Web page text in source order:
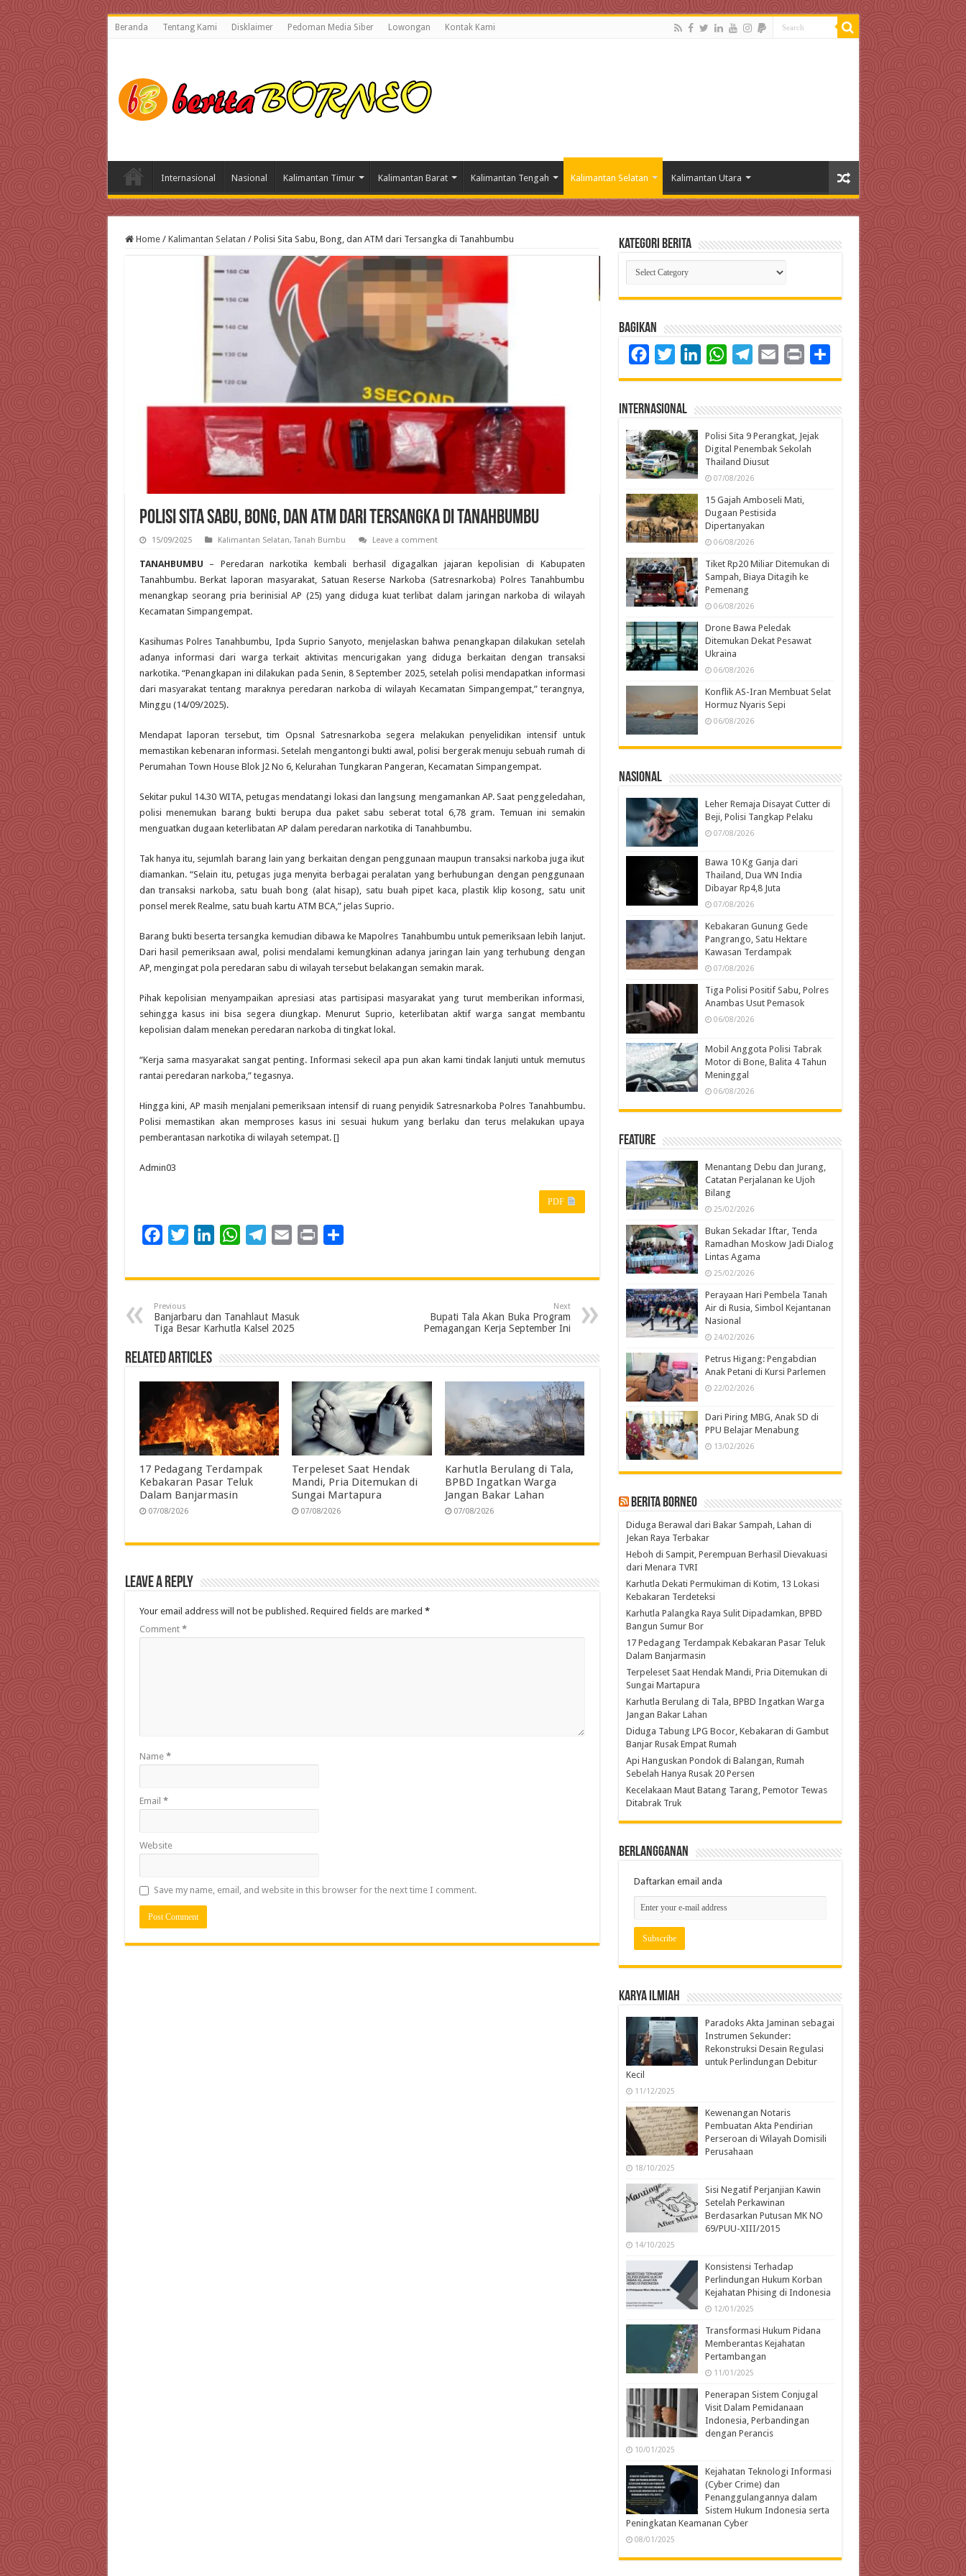
Beranda Tentang Kami Disklaimer Pedoman Media Siber Lowongan Kontak Kami
Internasional Nasional Kalimantan Timur Kalimantan Barat Kalimantan Tengah Kalimantan Selatan Kalimantan Utara
Home / Kalimantan Selatan / Polisi Sita Sabu, Bong, dan ATM dari Tersangka di Tanahbumbu
Polisi Sita Sabu, Bong, dan ATM dari Tersangka di Tanahbumbu
15/09/2025 Kalimantan Selatan,Tanah Bumbu Leave a comment
TANAHBUMBU – Peredaran narkotika kembali berhasil digagalkan jajaran kepolisian di Kabupaten
Tanahbumbu. Berkat laporan masyarakat, Satuan Reserse Narkoba (Satresnarkoba) Polres Tanahbumbu
menangkap seorang pria berinisial AP (25) yang diduga kuat terlibat dalam jaringan narkoba di wilayah
Kecamatan Simpangempat.
Kasihumas Polres Tanahbumbu, Ipda Suprio Sanyoto, menjelaskan bahwa penangkapan dilakukan setelah
adanya informasi dari warga terkait aktivitas mencurigakan yang diduga berkaitan dengan transaksi
narkotika. “Penangkapan ini dilakukan pada Senin, 8 September 2025, setelah polisi mendapatkan informasi
dari masyarakat tentang maraknya peredaran narkoba di wilayah Kecamatan Simpangempat,” terangnya,
Minggu (14/09/2025).
Mendapat laporan tersebut, tim Opsnal Satresnarkoba segera melakukan penyelidikan intensif untuk
memastikan kebenaran informasi. Setelah mengantongi bukti awal, polisi bergerak menuju sebuah rumah di
Perumahan Town House Blok J2 No 6, Kelurahan Tungkaran Pangeran, Kecamatan Simpangempat.
Sekitar pukul 14.30 WITA, petugas mendatangi lokasi dan langsung mengamankan AP. Saat penggeledahan,
polisi menemukan barang bukti berupa dua paket sabu seberat total 6,78 gram. Temuan ini semakin
menguatkan dugaan keterlibatan AP dalam peredaran narkotika di Tanahbumbu.
Tak hanya itu, sejumlah barang lain yang berkaitan dengan penggunaan maupun transaksi narkoba juga ikut
diamankan. “Selain itu, petugas juga menyita berbagai peralatan yang berhubungan dengan penggunaan
dan transaksi narkoba, satu buah bong (alat hisap), satu buah pipet kaca, plastik klip kosong, satu unit
ponsel merek Realme, satu buah kartu ATM BCA,” jelas Suprio.
Barang bukti beserta tersangka kemudian dibawa ke Mapolres Tanahbumbu untuk pemeriksaan lebih lanjut.
Dari hasil pemeriksaan awal, polisi mendalami kemungkinan adanya jaringan lain yang terhubung dengan
AP, mengingat pola peredaran sabu di wilayah tersebut belakangan semakin marak.
Pihak kepolisian menyampaikan apresiasi atas partisipasi masyarakat yang turut memberikan informasi,
sehingga kasus ini bisa segera diungkap. Menurut Suprio, keterlibatan aktif warga sangat membantu
kepolisian dalam menekan peredaran narkoba di tingkat lokal.
“Kerja sama masyarakat sangat penting. Informasi sekecil apa pun akan kami tindak lanjuti untuk memutus
rantai peredaran narkoba,” tegasnya.
Hingga kini, AP masih menjalani pemeriksaan intensif di ruang penyidik Satresnarkoba Polres Tanahbumbu.
Polisi memastikan akan memproses kasus ini sesuai hukum yang berlaku dan terus melakukan upaya
pemberantasan narkotika di wilayah setempat. []
Admin03
PDF
c
b
o
o
i
t
e
r
n
e
d
W
a
s
A
p
l
g
r
a
a
l
i
a
Previous
Banjarbaru dan Tanahlaut Masuk
Tiga Besar Karhutla Kalsel 2025
Next
Bupati Tala Akan Buka Program
Pemagangan Kerja September Ini
Related Articles
17 Pedagang Terdampak
Kebakaran Pasar Teluk
Dalam Banjarmasin
07/08/2026
Terpeleset Saat Hendak
Mandi, Pria Ditemukan di
Sungai Martapura
07/08/2026
Karhutla Berulang di Tala,
BPBD Ingatkan Warga
Jangan Bakar Lahan
07/08/2026
Leave a Reply
Your email address will not be published. Required fields are marked *
Comment *
Name *
Email *
Website
Save my name, email, and website in this browser for the next time I comment.
Kategori Berita
Kategori
Berita
Bagikan
FacebookTwitterLinkedInWhatsAppTelegram
Email Print
Internasional
Polisi Sita 9 Perangkat, Jejak
Digital Penembak Sekolah
Thailand Diusut
07/08/2026
15 Gajah Amboseli Mati,
Dugaan Pestisida
Dipertanyakan
06/08/2026
Tiket Rp20 Miliar Ditemukan di
Sampah, Biaya Ditagih ke
Pemenang
06/08/2026
Drone Bawa Peledak
Ditemukan Dekat Pesawat
Ukraina
06/08/2026
Konflik AS-Iran Membuat Selat
Hormuz Nyaris Sepi
06/08/2026
Nasional
Leher Remaja Disayat Cutter di
Beji, Polisi Tangkap Pelaku
07/08/2026
Bawa 10 Kg Ganja dari
Thailand, Dua WN India
Dibayar Rp4,8 Juta
07/08/2026
Kebakaran Gunung Gede
Pangrango, Satu Hektare
Kawasan Terdampak
07/08/2026
Tiga Polisi Positif Sabu, Polres
Anambas Usut Pemasok
06/08/2026
Mobil Anggota Polisi Tabrak
Motor di Bone, Balita 4 Tahun
Meninggal
06/08/2026
Feature
Menantang Debu dan Jurang,
Catatan Perjalanan ke Ujoh
Bilang
25/02/2026
Bukan Sekadar Iftar, Tenda
Ramadhan Moskow Jadi Dialog
Lintas Agama
25/02/2026
Perayaan Hari Pembela Tanah
Air di Rusia, Simbol Kejantanan
Nasional
24/02/2026
Petrus Higang: Pengabdian
Anak Petani di Kursi Parlemen
22/02/2026
Dari Piring MBG, Anak SD di
PPU Belajar Menabung
13/02/2026
Berita Borneo
Diduga Berawal dari Bakar Sampah, Lahan di
Jekan Raya Terbakar
Heboh di Sampit, Perempuan Berhasil Dievakuasi
dari Menara TVRI
Karhutla Dekati Permukiman di Kotim, 13 Lokasi
Kebakaran Terdeteksi
Karhutla Palangka Raya Sulit Dipadamkan, BPBD
Bangun Sumur Bor
17 Pedagang Terdampak Kebakaran Pasar Teluk
Dalam Banjarmasin
Terpeleset Saat Hendak Mandi, Pria Ditemukan di
Sungai Martapura
Karhutla Berulang di Tala, BPBD Ingatkan Warga
Jangan Bakar Lahan
Diduga Tabung LPG Bocor, Kebakaran di Gambut
Banjar Rusak Empat Rumah
Api Hanguskan Pondok di Balangan, Rumah
Sebelah Hanya Rusak 20 Persen
Kecelakaan Maut Batang Tarang, Pemotor Tewas
Ditabrak Truk
Berlangganan
Daftarkan email anda
Karya Ilmiah
Paradoks Akta Jaminan sebagai
Instrumen Sekunder:
Rekonstruksi Desain Regulasi
untuk Perlindungan Debitur
Kecil
11/12/2025
Kewenangan Notaris
Pembuatan Akta Pendirian
Perseroan di Wilayah Domisili
Perusahaan
18/10/2025
Sisi Negatif Perjanjian Kawin
Setelah Perkawinan
Berdasarkan Putusan MK NO
69/PUU-XIII/2015
14/10/2025
Konsistensi Terhadap
Perlindungan Hukum Korban
Kejahatan Phising di Indonesia
12/01/2025
Transformasi Hukum Pidana
Memberantas Kejahatan
Pertambangan
11/01/2025
Penerapan Sistem Conjugal
Visit Dalam Pemidanaan
Indonesia, Perbandingan
dengan Perancis
10/01/2025
Kejahatan Teknologi Informasi
(Cyber Crime) dan
Penanggulangannya dalam
Sistem Hukum Indonesia serta
Peningkatan Keamanan Cyber
08/01/2025